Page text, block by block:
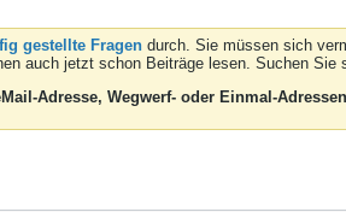
gestellte Fragen durch. Sie müssen sich
auch jetzt schon Beiträge lesen. Suchen
Adresse, Wegwerf- oder Einmal-